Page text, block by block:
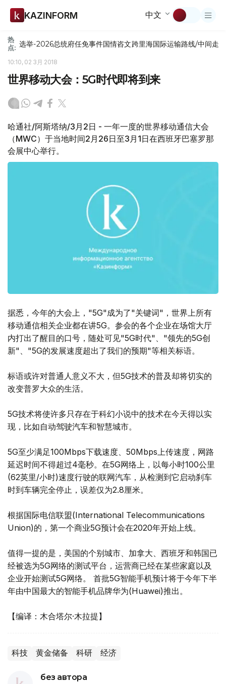
KAZINFORM 中文
热
点: 选举-2026总统府任免事件国情咨文跨里海国际运输路线/中间走廊
10:10, 02 3月 2018
世界移动大会：5G时代即将到来
哈通社/阿斯塔纳/3月2日 - 一年一度的世界移动通信大会
（MWC）于当地时间2月26日至3月1日在西班牙巴塞罗那
会展中心举行。
据悉，今年的大会上，"5G"成为了"关键词"，世界上所有
移动通信相关企业都在讲5G。参会的各个企业在场馆大厅
内打出了醒目的口号，随处可见"5G时代"、"领先的5G创
新"、"5G的发展速度超出了我们的预期"等相关标语。
标语或许对普通人意义不大，但5G技术的普及却将切实的
改变普罗大众的生活。
5G技术将使许多只存在于科幻小说中的技术在今天得以实
现，比如自动驾驶汽车和智慧城市。
5G至少满足100Mbps下载速度、50Mbps上传速度，网路
延迟时间不得超过4毫秒。在5G网络上，以每小时100公里
(62英里/小时)速度行驶的联网汽车，从检测到它启动刹车
时到车辆完全停止，误差仅为2.8厘米。
根据国际电信联盟(International Telecommunications
Union)的，第一个商业5G预计会在2020年开始上线。
值得一提的是，美国的个别城市、加拿大、西班牙和韩国已
经被选为5G网络的测试平台，运营商已经在某些家庭以及
企业开始测试5G网络。 首批5G智能手机预计将于今年下半
年由中国最大的智能手机品牌华为(Huawei)推出。
【编译：木合塔尔·木拉提】
科技 黄金储备 科研 经济
без автора